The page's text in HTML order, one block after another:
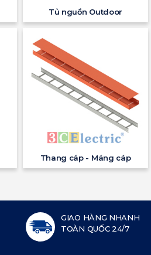
Tủ nguồn Outdoor
Thang cáp - Máng cáp
GIAO HÀNG NHANH
TOÀN QUỐC 24/7